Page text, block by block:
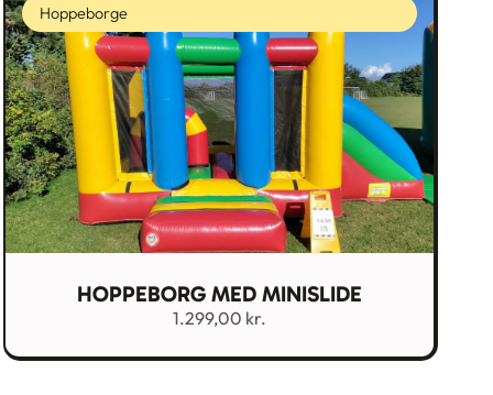
Hoppeborge
HOPPEBORG MED MINISLIDE
1.299,00 kr.